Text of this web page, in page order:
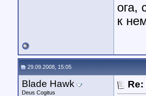
ога,
к
29.09.2008, 15:05
Blade Hawk
Deus Cogitus